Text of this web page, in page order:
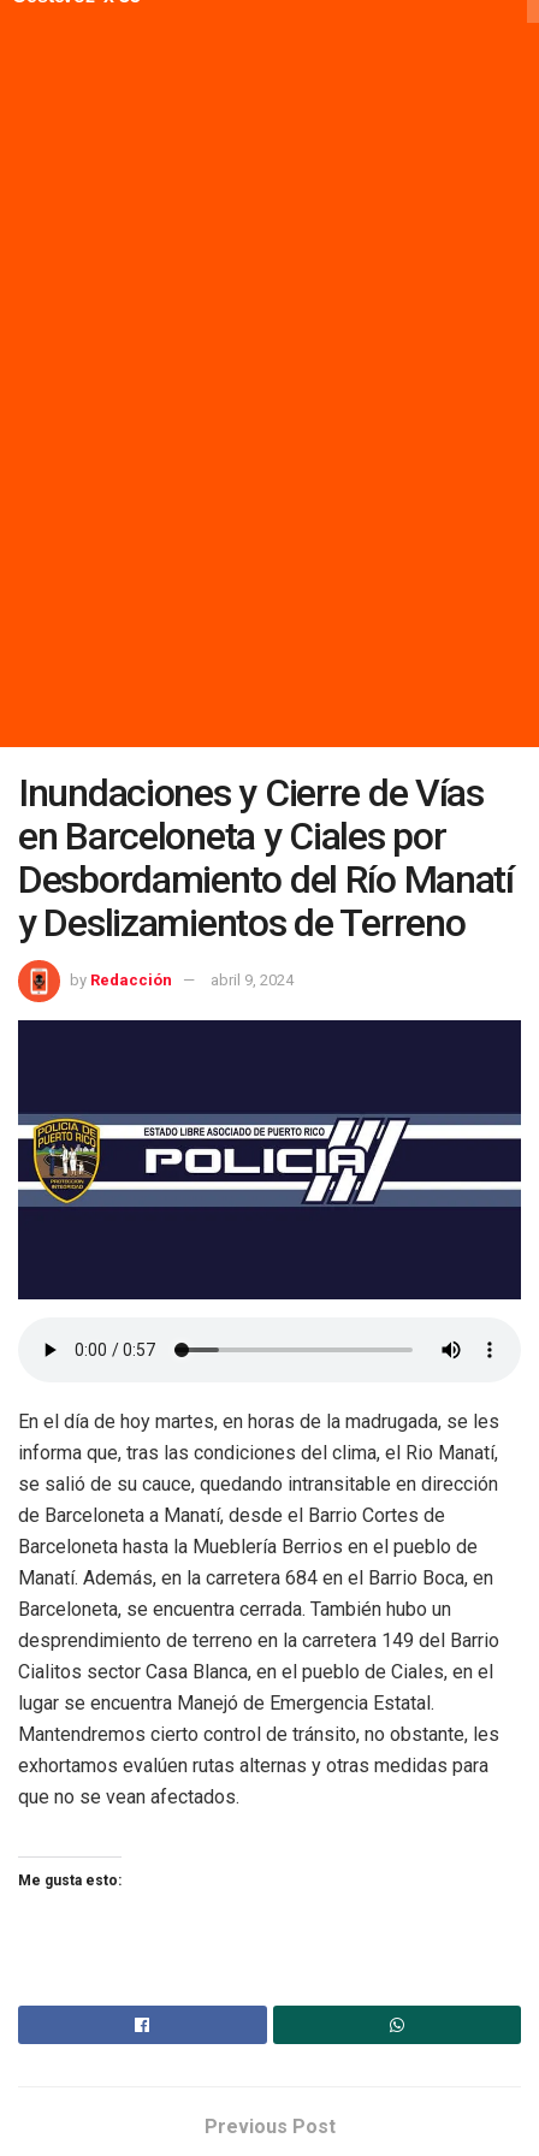
Inundaciones y Cierre de Vías
en Barceloneta y Ciales por
Desbordamiento del Río Manatí
y Deslizamientos de Terreno
by Redacción abril 9, 2024
En el día de hoy martes, en horas de la madrugada, se les
informa que, tras las condiciones del clima, el Rio Manatí,
se salió de su cauce, quedando intransitable en dirección
de Barceloneta a Manatí, desde el Barrio Cortes de
Barceloneta hasta la Mueblería Berrios en el pueblo de
Manatí. Además, en la carretera 684 en el Barrio Boca, en
Barceloneta, se encuentra cerrada. También hubo un
desprendimiento de terreno en la carretera 149 del Barrio
Cialitos sector Casa Blanca, en el pueblo de Ciales, en el
lugar se encuentra Manejó de Emergencia Estatal.
Mantendremos cierto control de tránsito, no obstante, les
exhortamos evalúen rutas alternas y otras medidas para
que no se vean afectados.
Me gusta esto:
Previous Post